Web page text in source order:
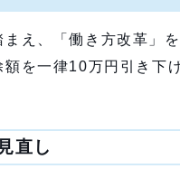
え、「働き方改革」
を一律10万円引き下
直し